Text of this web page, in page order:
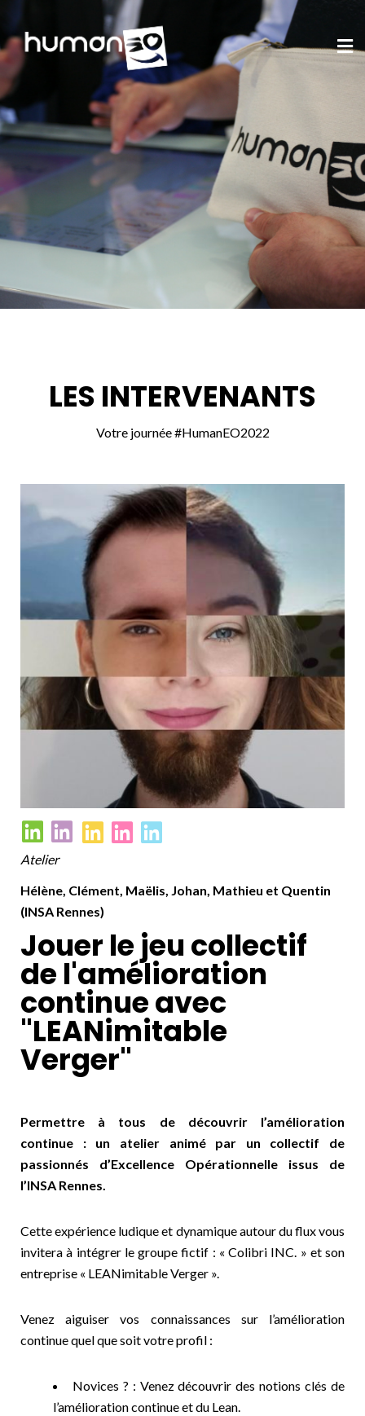
LES INTERVENANTS
Votre journée #HumanEO2022
Atelier
Hélène, Clément, Maëlis, Johan, Mathieu et Quentin
(INSA Rennes)
Jouer le jeu collectif
de l'amélioration
continue avec
"LEANimitable
Verger"
Permettre à tous de découvrir l’amélioration
continue : un atelier animé par un collectif de
passionnés d’Excellence Opérationnelle issus de
l’INSA Rennes.
Cette expérience ludique et dynamique autour du flux vous
invitera à intégrer le groupe fictif : « Colibri INC. » et son
entreprise « LEANimitable Verger ».
Venez aiguiser vos connaissances sur l’amélioration
continue quel que soit votre profil :
Novices ? : Venez découvrir des notions clés de
l’amélioration continue et du Lean.